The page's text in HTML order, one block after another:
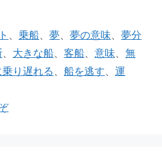
、乗船、夢、夢の意味、夢分
、 大きな船、 客船、 意味、 無
り遅れる 、 船を逃す、 運